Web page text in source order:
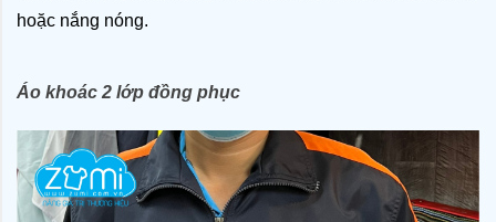
hoặc nắng nóng.
Áo khoác 2 lớp đồng phục